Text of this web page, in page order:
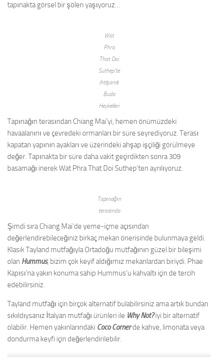
tapınakta görsel bir şölen yaşıyoruz…
Wat
Phra
That Doi
Suthep’te
ihtişamlı
Buda
Heykelleri
Tapınağın terasından Chiang Mai’yi, hemen önümüzdeki
havaalanını ve çevredeki ormanları bir süre seyrediyoruz. Terası
kapatan yapının ayakları ve üzerindeki ahşap işçiliği görülmeye
değer. Tapınakta bir süre daha vakit geçirdikten sonra 309
basamağı inerek Wat Phra That Doi Suthep’ten ayrılıyoruz.
Tapınağın
terasında
Şimdi sıra Chiang Mai’de yeme-içme açısından
değerlendirebileceğiniz birkaç mekan önerisinde bulunmaya geldi.
Klasik Tayland mutfağıyla Ortadoğu mutfağının güzel bir bileşimi
olan Hummus, bizim çok keyif aldığımız mekanlardan biriydi. Phae
Kapısı’na yakın konuma sahip Hummus’u kahvaltı için de tercih
edebilirsiniz.
Tayland mutfağı için birçok alternatif bulabilirsiniz ama artık bundan
sıkıldıysanız İtalyan mutfağı ürünleri ile Why Not?iyi bir alternatif
olabilir. Hemen yakınlarındaki Coco Cornerde kahve, limonata veya
dondurma keyfi için değerlendirilebilir.